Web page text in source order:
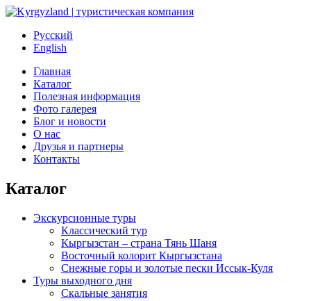
Русский
English
Главная
Каталог
Полезная информация
Фото галерея
Блог и новости
О нас
Друзья и партнеры
Контакты
Каталог
Экскурсионные туры
Классический тур
Кыргызстан – страна Тянь Шаня
Восточный колорит Кыргызстана
Снежные горы и золотые пески Иссык-Куля
Туры выходного дня
Скальные занятия